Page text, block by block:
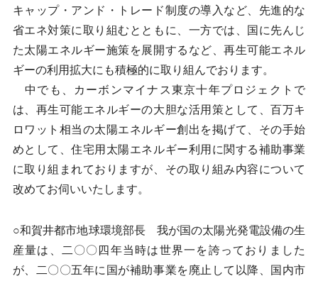
キャップ・アンド・トレード制度の導入など、先進的な
省エネ対策に取り組むとともに、一方では、国に先んじ
た太陽エネルギー施策を展開するなど、再生可能エネル
ギーの利用拡大にも積極的に取り組んでおります。
中でも、カーボンマイナス東京十年プロジェクトで
は、再生可能エネルギーの大胆な活用策として、百万キ
ロワット相当の太陽エネルギー創出を掲げて、その手始
めとして、住宅用太陽エネルギー利用に関する補助事業
に取り組まれておりますが、その取り組み内容について
改めてお伺いいたします。
○和賀井都市地球環境部長 我が国の太陽光発電設備の生
産量は、二〇〇四年当時は世界一を誇っておりました
が、二〇〇五年に国が補助事業を廃止して以降、国内市